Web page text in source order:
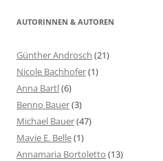
AUTORINNEN & AUTOREN
Günther Androsch (21)
Nicole Bachhofer(1)
Anna Bartl(6)
Benno Bauer(3)
Michael Bauer(47)
Mavie E. Belle(1)
Annamaria Bortoletto (13)